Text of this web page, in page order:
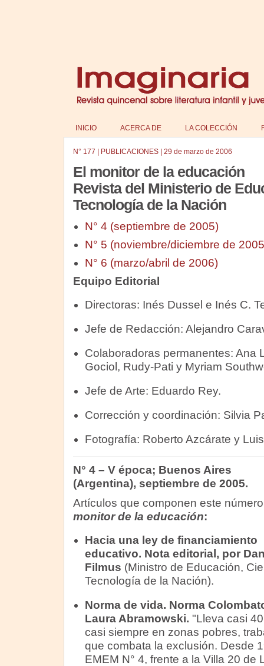
INICIO ACERCA DE LA COLECCIÓN
N° 177 PUBLICACIONES| 29 de marzo de 2006
El monitor de la educación
Revista del Ministerio de
Tecnología de la Nación
N° 4 (septiembre de 2005)
N° 5 (noviembre/diciembre de
N° 6 (marzo/abril de 2006)
Equipo Editorial
Directoras: Inés Dussel e Inés C.
Jefe de Redacción: Alejandro
Colaboradoras permanentes: Ana
Gociol, Rudy-Pati y Myriam
Jefe de Arte: Eduardo Rey.
Corrección y coordinación: Silvia
Fotografía: Roberto Azcárate y
N° 4 – V época; Buenos Aires
(Argentina), septiembre de 2005.
Artículos que componen este
monitor de la educación:
Hacia una ley de financiamiento
educativo. Nota editorial, por
Filmus (Ministro de Educación,
Tecnología de la Nación).
Norma de vida. Norma
Laura Abramowski. "Lleva casi
casi siempre en zonas pobres,
que combata la exclusión. Desde
EMEM N° 4, frente a la Villa 20 de